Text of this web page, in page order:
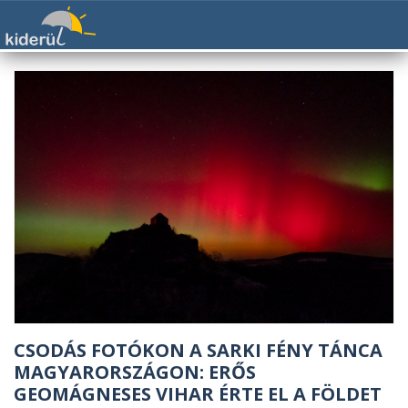
CSODÁS FOTÓKON A SARKI FÉNY TÁNCA
MAGYARORSZÁGON: ERŐS
GEOMÁGNESES VIHAR ÉRTE EL A FÖLDET